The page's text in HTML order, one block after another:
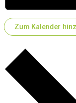
Zum Kalender